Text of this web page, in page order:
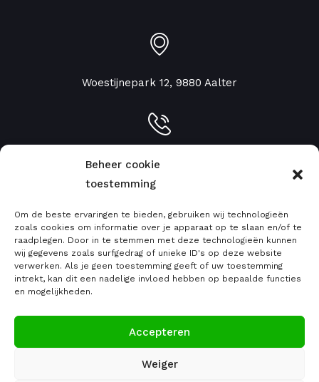
Beheer cookie
toestemming
Om de beste ervaringen te bieden, gebruiken wij technologieën
zoals cookies om informatie over je apparaat op te slaan en/of te
raadplegen. Door in te stemmen met deze technologieën kunnen
wij gegevens zoals surfgedrag of unieke ID's op deze website
verwerken. Als je geen toestemming geeft of uw toestemming
intrekt, kan dit een nadelige invloed hebben op bepaalde functies
en mogelijkheden.
Accepteren
Weiger
Woestijnepark 12, 9880 Aalter
Info:051 79 77 46
info@emcgreenroofs.be
Zat: 9:00 - 12:00